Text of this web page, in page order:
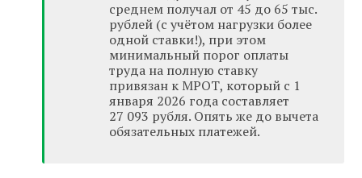
среднем получал от 45 до 65 тыс.
рублей (с учётом нагрузки более
одной ставки!), при этом
минимальный порог оплаты
труда на полную ставку
привязан к МРОТ, который с 1
января 2026 года составляет
27 093 рубля. Опять же до вычета
обязательных платежей.